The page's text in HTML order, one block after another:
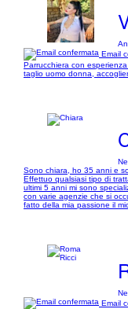
Email
Parrucchiera con
taglio uomo donna,
Sono chiara, ho 35 anni e
Effettuo qualsiasi tipo di
ultimi 5 anni mi sono
con varie agenzie che si
fatto della mia passione il
Email